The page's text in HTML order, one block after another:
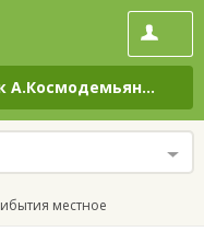
шоссе) трасса
местное